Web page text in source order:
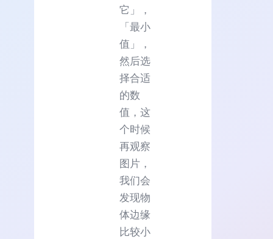
它」，
「最小
值」，
然后选
择合适
的数
值，这
个时候
再观察
图片，
我们会
发现物
体边缘
比较小